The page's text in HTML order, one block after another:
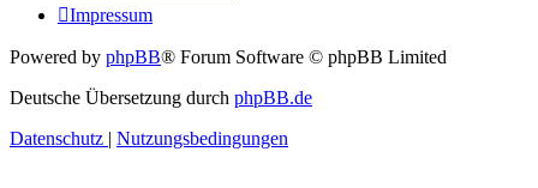
Impressum
Powered by phpBB® Forum Software © phpBB Limited
Deutsche Übersetzung durch phpBB.de
Datenschutz | Nutzungsbedingungen